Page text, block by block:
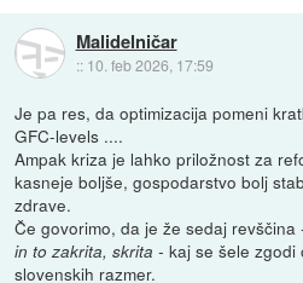
Malidelničar
:: 10. feb 2026, 17:59
Je pa res, da optimizacija pomeni
GFC-levels ....
Ampak kriza je lahko priložnost za
kasneje boljše, gospodarstvo bolj
zdrave.
Če govorimo, da je že sedaj revščina
in to zakrita, skrita - kaj se šele zgodi
slovenskih razmer.